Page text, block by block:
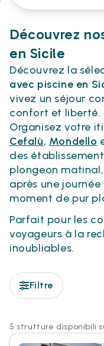
Découvrez
en Sicile
Découvrez la
avec piscine en
vivez un séjour
confort et liberté.
Organisez votre
Cefalù, Mondello
des
plongeon
après une
moment de pur
Parfait pour les
voyageurs à la
inoubliables.
Filtre
5 strutture disponibili